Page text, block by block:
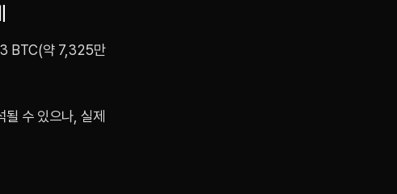
BTC(약 7,325만
수 있으나, 실제